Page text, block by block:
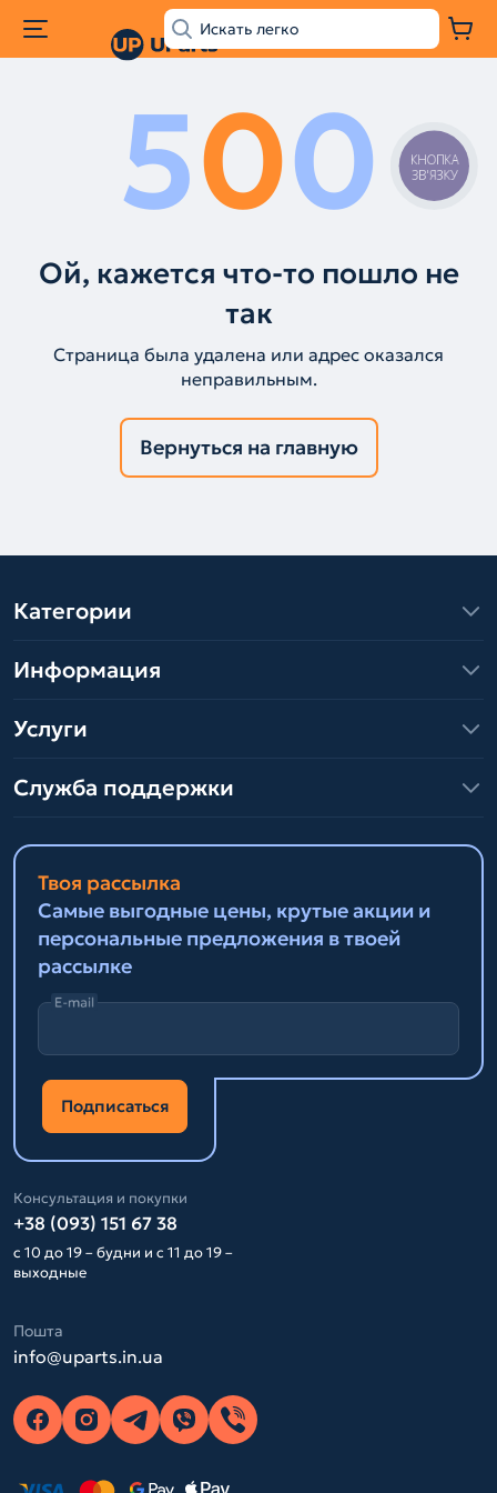
500
Ой, кажется что-то пошло не
так
Страница была удалена или адрес оказался
неправильным.
Вернуться на главную
Категории
Информация
Услуги
Служба поддержки
Твоя рассылка
Самые выгодные цены, крутые акции и
персональные предложения в твоей
рассылке
E-mail
Подписаться
Консультация и покупки
+38 (093) 151 67 38
с 10 до 19 – будни и с 11 до 19 –
выходные
Пошта
info@uparts.in.ua
КНОПКА
ЗВ'ЯЗКУ